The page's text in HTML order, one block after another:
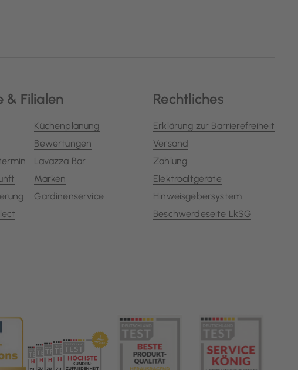
& Filialen
Küchenplanung
Bewertungen
Lavazza Bar
Marken
Gardinenservice
Rechtliches
Erklärung zur Barrierefreiheit
Versand
Zahlung
Elektroaltgeräte
Hinweisgebersystem
Beschwerdeseite LkSG